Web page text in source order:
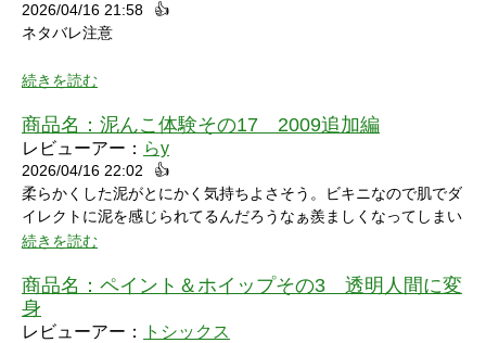
2026/04/16 21:58
👍
ネタバレ注意
シャワーシーンで「お腹にぶつけられたら声出ちゃうだろうな」
と思っていたところにパイをちょうどぶつけられ「予想が当たっ
たw」と笑ってしまいました。リアクションもクールな見た目に
い悔しさを滲ませながら罰ゲームを受けている姿にドキドキして
しまいました。
続きを読む
商品名： 泥んこ体験その17 2009追加編
レビューアー： らy
2026/04/16 22:02
👍
柔らかくした泥がとにかく気持ちよさそう。ビキニなので肌でダ
イレクトに泥を感じられてるんだろうなぁ羨ましくなってしまい
ました。
続きを読む
商品名： ペイント＆ホイップその3 透明人間に変
身
レビューアー： トシックス